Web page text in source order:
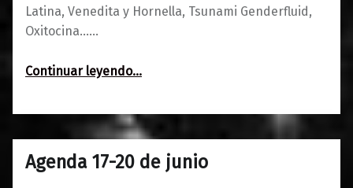
Latina, Venedita y Hornella, Tsunami Genderfluid,
Oxitocina……
Continuar leyendo“Agenda del 24 al 27 de junio y avance julio”
…
Agenda 17-20 de junio
15/06/20210
Maravillas